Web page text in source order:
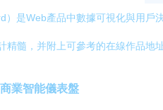
）是Web產品中數據可視化與用戶
精髓，并附上可參考的在線作品地址
業智能儀表盤